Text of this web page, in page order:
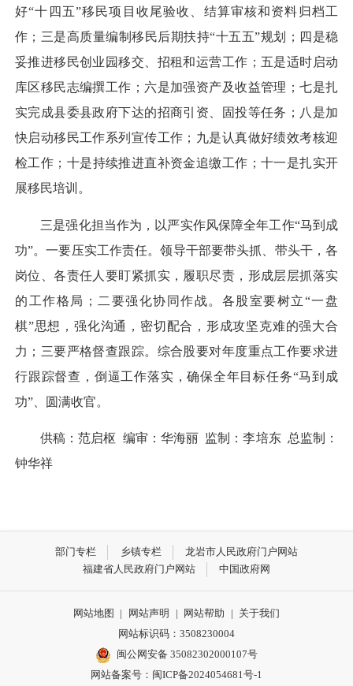
好“十四五”移民项目收尾验收、结算审核和资料归档工
作；三是高质量编制移民后期扶持“十五五”规划；四是稳
妥推进移民创业园移交、招租和运营工作；五是适时启动
库区移民志编撰工作；六是加强资产及收益管理；七是扎
实完成县委县政府下达的招商引资、固投等任务；八是加
快启动移民工作系列宣传工作；九是认真做好绩效考核迎
检工作；十是持续推进直补资金追缴工作；十一是扎实开
展移民培训。
三是强化担当作为，以严实作风保障全年工作“马到成
功”。一要压实工作责任。领导干部要带头抓、带头干，各
岗位、各责任人要盯紧抓实，履职尽责，形成层层抓落实
的工作格局；二要强化协同作战。各股室要树立“一盘
棋”思想，强化沟通，密切配合，形成攻坚克难的强大合
力；三要严格督查跟踪。综合股要对年度重点工作要求进
行跟踪督查，倒逼工作落实，确保全年目标任务“马到成
功”、圆满收官。
供稿：范启枢 编审：华海丽 监制：李培东 总监制：
钟华祥
部门专栏 乡镇专栏
龙岩市人民政府门户网站
福建省人民政府门户网站
中国政府网
网站地图 | 网站声明 | 网站帮助 | 关于我们
网站标识码：3508230004
闽公网安备 35082302000107号
网站备案号： 闽ICP备2024054681号-1